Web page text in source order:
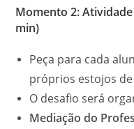
Momento 2: Atividade
min)
Peça para cada
próprios estojos de
O desafio será
Mediação do